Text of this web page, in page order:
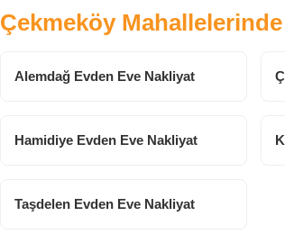
Çekmeköy
Alemdağ Evden Eve Nakliyat
Hamidiye Evden Eve Nakliyat
Taşdelen Evden Eve Nakliyat